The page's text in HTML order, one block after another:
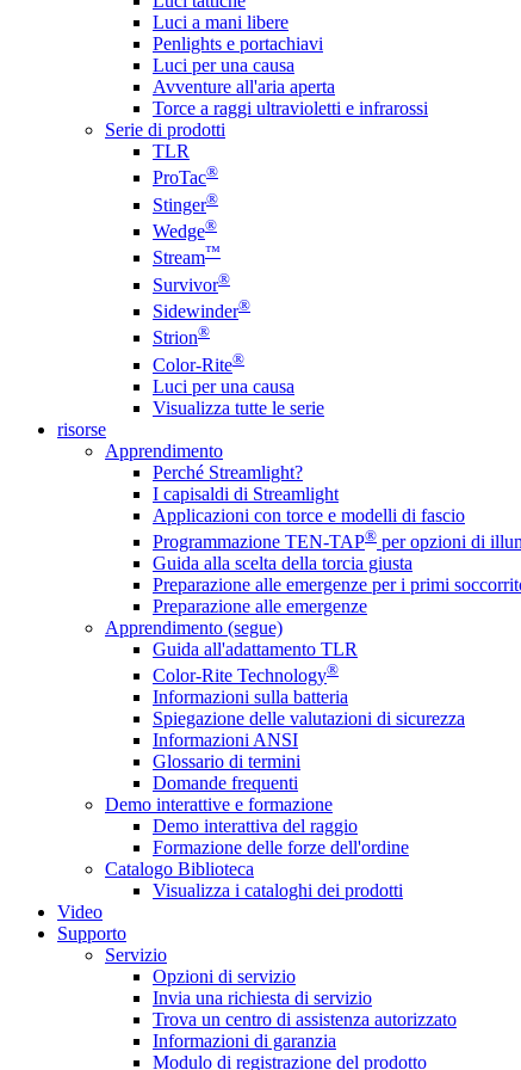
Luci a mani libere
Penlights e portachiavi
Luci per una causa
Avventure all'aria aperta
Torce a raggi ultravioletti e infrarossi
Serie di prodotti
TLR
ProTac®
Stinger®
Wedge®
Stream™
Survivor®
Sidewinder®
Strion®
Color-Rite®
Luci per una causa
Visualizza tutte le serie
risorse
Apprendimento
Perché Streamlight?
I capisaldi di Streamlight
Applicazioni con torce e modelli di fascio
Programmazione TEN-TAP® per opzioni di
Guida alla scelta della torcia giusta
Preparazione alle emergenze per i primi
Preparazione alle emergenze
Apprendimento (segue)
Guida all'adattamento TLR
Color-Rite Technology®
Informazioni sulla batteria
Spiegazione delle valutazioni di sicurezza
Informazioni ANSI
Glossario di termini
Domande frequenti
Demo interattive e formazione
Demo interattiva del raggio
Formazione delle forze dell'ordine
Catalogo Biblioteca
Visualizza i cataloghi dei prodotti
Video
Supporto
Servizio
Opzioni di servizio
Invia una richiesta di servizio
Trova un centro di assistenza autorizzato
Informazioni di garanzia
Modulo di registrazione del prodotto